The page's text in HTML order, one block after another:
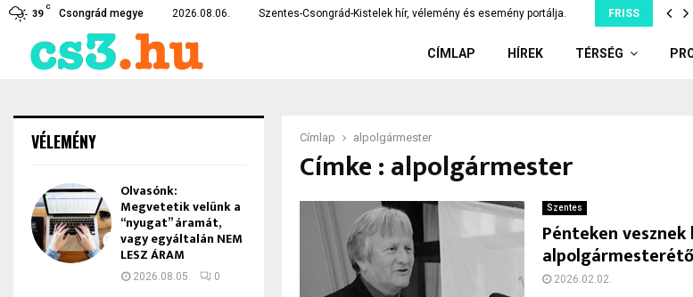
39
C
Csongrád megye 2026.08.06. Szentes-Csongrád-Kistelek hír, vélemény és esemény portálja. FRISS
intézkedéseket vezetett… Lebukott a csongrádi drogdíler: kiskorúnak adott el…
CÍMLAP HÍREK TÉRSÉG
Címlap alpolgármester
Címke : alpolgármester
Szentes
Pénteken
2026.02.02.
VÉLEMÉNY
Olvasónk:
Megvetetik velünk a
“nyugat” áramát,
vagy egyáltalán NEM
LESZ ÁRAM
2026.08.05. 0